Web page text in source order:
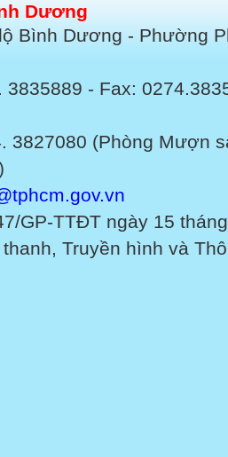
Dương
Bình Dương - Phường
- Fax:
(Phòng Mượn sách
GP-TTĐT ngày 15
Truyền hình và